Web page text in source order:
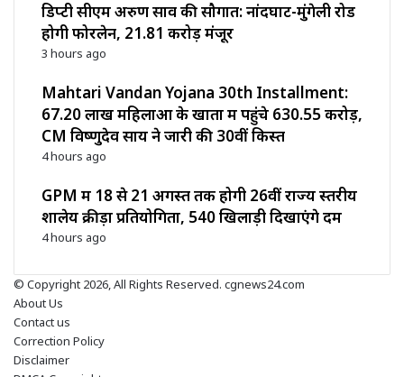
डिप्टी सीएम अरुण साव की सौगात: नांदघाट-मुंगेली रोड
होगी फोरलेन, ₹21.81 करोड़ मंजूर
3 hours ago
Mahtari Vandan Yojana 30th Installment:
67.20 लाख महिलाओं के खातों में पहुंचे 630.55 करोड़,
CM विष्णुदेव साय ने जारी की 30वीं किस्त
4 hours ago
GPM में 18 से 21 अगस्त तक होगी 26वीं राज्य स्तरीय
शालेय क्रीड़ा प्रतियोगिता, 540 खिलाड़ी दिखाएंगे दम
4 hours ago
© Copyright 2026, All Rights Reserved. cgnews24.com
About Us
Contact us
Correction Policy
Disclaimer